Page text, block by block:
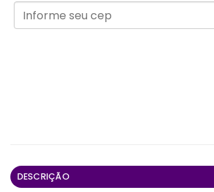
DESCRIÇÃO